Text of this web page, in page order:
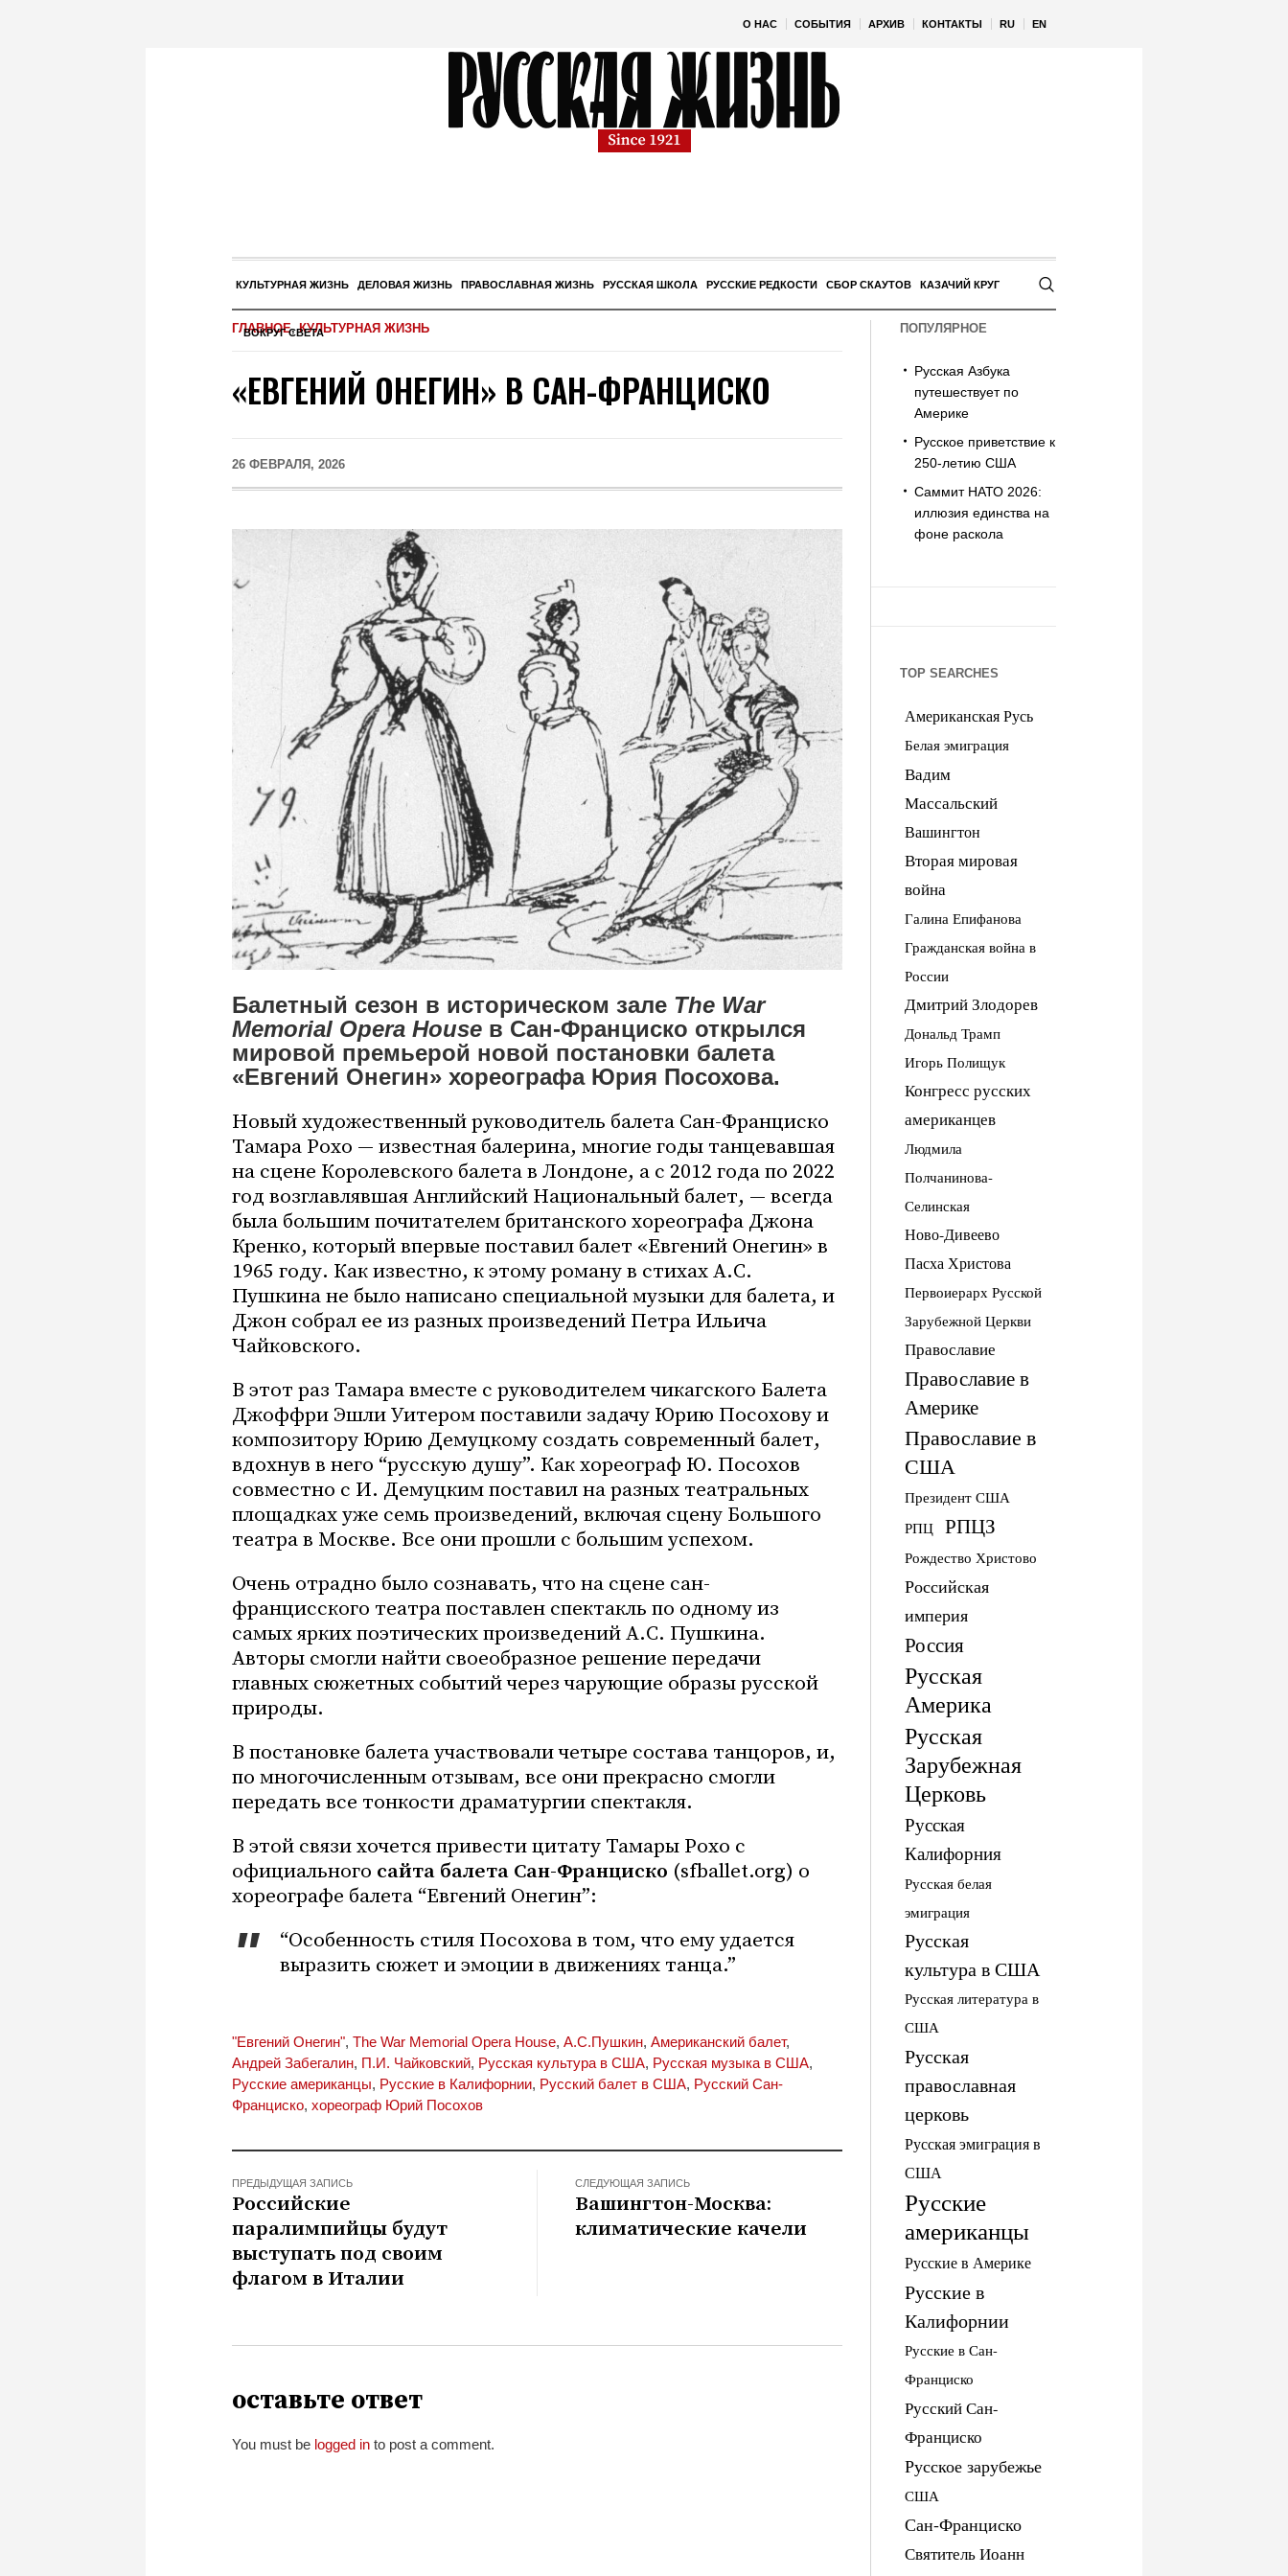
О НАС СОБЫТИЯ АРХИВ КОНТАКТЫ RU EN
КУЛЬТУРНАЯ ЖИЗНЬ ДЕЛОВАЯ ЖИЗНЬ ПРАВОСЛАВНАЯ ЖИЗНЬ РУССКАЯ ШКОЛА РУССКИЕ РЕДКОСТИ СБОР СКАУТОВ КАЗАЧИЙ КРУГ
ВОКРУГ СВЕТА
ГЛАВНОЕ,КУЛЬТУРНАЯ ЖИЗНЬ
«ЕВГЕНИЙ ОНЕГИН» В САН-ФРАНЦИСКО
26 ФЕВРАЛЯ, 2026
Балетный сезон в историческом зале The War
Memorial Opera House в Сан-Франциско открылся
мировой премьерой новой постановки балета
«Евгений Онегин» хореографа Юрия Посохова.
Новый художественный руководитель балета Сан-Франциско
Тамара Рохо — известная балерина, многие годы танцевавшая
на сцене Королевского балета в Лондоне, а с 2012 года по 2022
год возглавлявшая Английский Национальный балет, — всегда
была большим почитателем британского хореографа Джона
Кренко, который впервые поставил балет «Евгений Онегин» в
1965 году. Как известно, к этому роману в стихах А.С.
Пушкина не было написано специальной музыки для балета, и
Джон собрал ее из разных произведений Петра Ильича
Чайковского.
В этот раз Тамара вместе с руководителем чикагского Балета
Джоффри Эшли Уитеромпоставили задачу Юрию Посохову и
композитору Юрию Демуцкому создать современный балет,
вдохнув в него “русскую душу”. Как хореограф Ю. Посохов
совместно с И. Демуцким поставил на разных театральных
площадках уже семь произведений, включая сцену Большого
театра в Москве. Все они прошли с большим успехом.
Очень отрадно было сознавать, что на сцене сан-
францисского театра поставлен спектакль по одному из
самых ярких поэтических произведений А.С. Пушкина.
Авторы смогли найти своеобразное решение передачи
главных сюжетных событий через чарующие образырусской
природы.
В постановке балета участвовали четыре состава танцоров, и,
по многочисленным отзывам, все они прекрасно смогли
передать все тонкости драматургии спектакля.
В этой связи хочется привести цитату Тамары Рохо с
официального сайта балета Сан-Франциско (sfballet.org) о
хореографе балета “Евгений Онегин”:
“Особенность стиля Посохова в том, что ему удается
выразить сюжет и эмоции в движениях танца.”
"Евгений Онегин", The War Memorial Opera House, А.С.Пушкин, Американский балет,
Андрей Забегалин, П.И. Чайковский, Русская культура в США, Русская музыка в США,
Русские американцы, Русские в Калифорнии, Русский балет в США, Русский Сан-
Франциско, хореограф Юрий Посохов
ПРЕДЫДУЩАЯ ЗАПИСЬ
Российские
паралимпийцы будут
выступать под своим
флагом в Италии
СЛЕДУЮЩАЯ ЗАПИСЬ
Вашингтон-Москва:
климатические качели
оставьте ответ
You must be logged in to post a comment.
ПОПУЛЯРНОЕ
Русская Азбука
путешествует по
Америке
Русское приветствие к
250-летию США
Саммит НАТО 2026:
иллюзия единства на
фоне раскола
TOP SEARCHES
Американская Русь
Белая эмиграция
Вадим
Массальский
Вашингтон
Вторая мировая
война
Галина Епифанова
Гражданская война в
России
Дмитрий Злодорев
Дональд Трамп
Игорь Полищук
Конгресс русских
американцев
Людмила
Полчанинова-
Селинская
Ново-Дивеево
Пасха Христова
Первоиерарх Русской
Зарубежной Церкви
Православие
Православие в
Америке
Православие в
США
Президент США
РПЦ РПЦЗ
Рождество Христово
Российская
империя
Россия
Русская
Америка
Русская
Зарубежная
Церковь
Русская
Калифорния
Русская белая
эмиграция
Русская
культура в США
Русская литература в
США
Русская
православная
церковь
Русская эмиграция в
США
Русские
американцы
Русские в Америке
Русские в
Калифорнии
Русские в Сан-
Франциско
Русский Сан-
Франциско
Русское зарубежье
США
Сан-Франциско
Святитель Иоанн